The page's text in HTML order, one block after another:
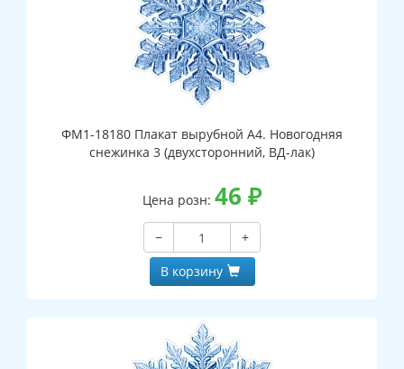
ФМ1-18180 Плакат вырубной А4. Новогодняя
снежинка 3 (двухсторонний, ВД-лак)
Цена розн: 46 ₽
−
+
В корзину